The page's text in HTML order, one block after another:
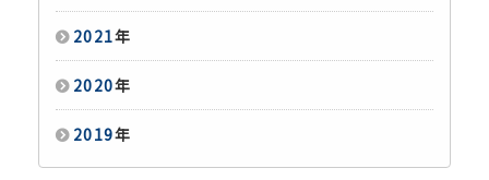
2021年
2020年
2019年